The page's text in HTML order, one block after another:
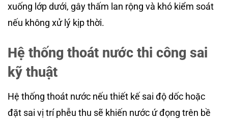
xuống lớp dưới, gây thấm lan rộng và khó kiểm soát
nếu không xử lý kịp thời.
Hệ thống thoát nước thi công sai
kỹ thuật
Hệ thống thoát nước nếu thiết kế sai độ dốc hoặc
đặt sai vị trí phễu thu sẽ khiến nước ứ đọng trên bề